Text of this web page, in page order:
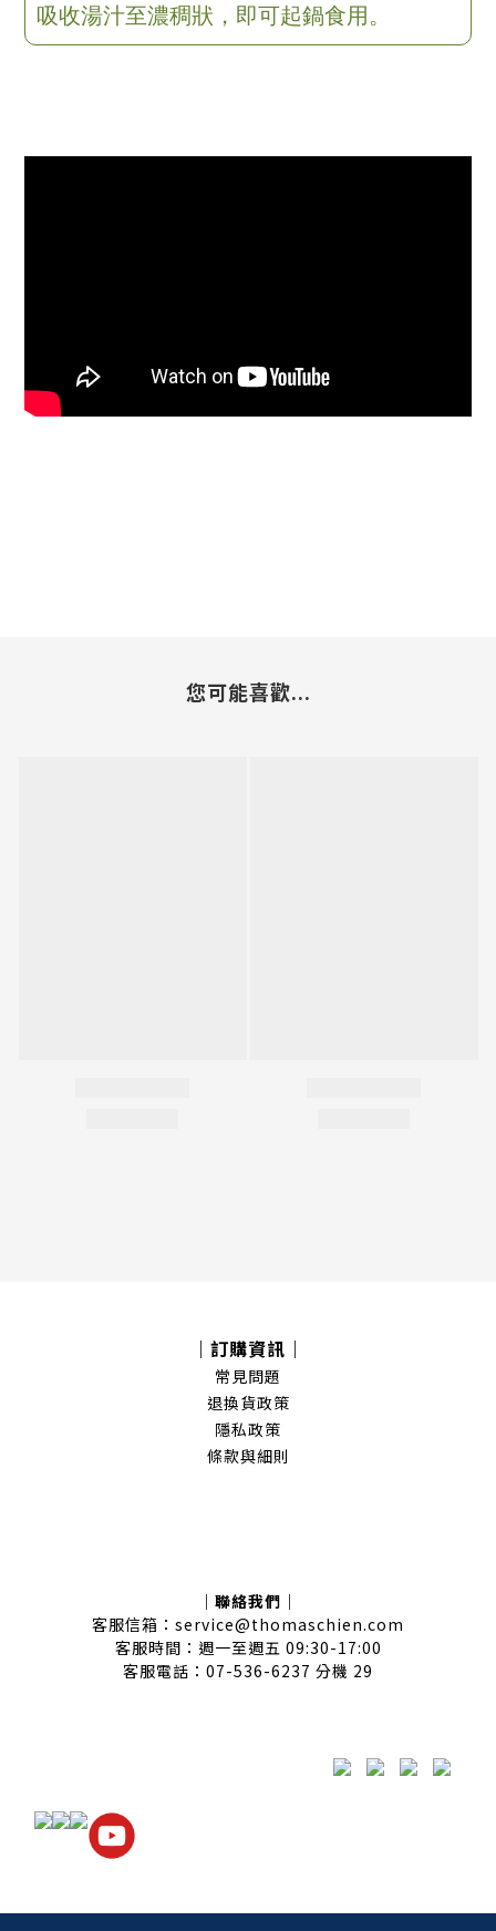
吸收湯汁至濃稠狀，即可起鍋食用。
您可能喜歡...
｜訂購資訊｜
常見問題
退換貨政策
隱私政策
條款與細則
｜聯絡我們｜
客服信箱：service@thomaschien.com
客服時間：週一至週五 09:30-17:00
客服電話：07-536-6237 分機 29